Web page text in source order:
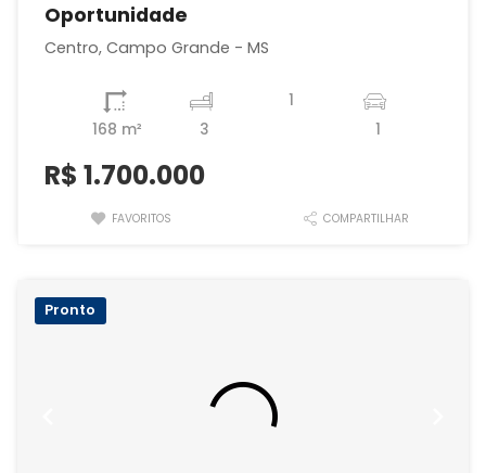
Oportunidade
Centro, Campo Grande - MS
168 m² 3
1
1
R$ 1.700.000
FAVORITOS COMPARTILHAR
Pronto